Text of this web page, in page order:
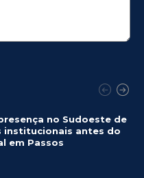
no Sudoeste de
institucionais antes do
em Passos